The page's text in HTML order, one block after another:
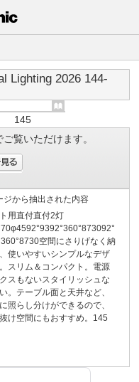
Lighting 2026 144-
145
覧いただけます。
ジから抽出された内容
用直付直付2灯
空間にさりげなく納
使いやすいシンプルなデザ
スリム＆コンパクト。電源
スもないスタイリッシュな
。テーブル面と天井など、
照らし分けができるので、
け空間にもおすすめ。145